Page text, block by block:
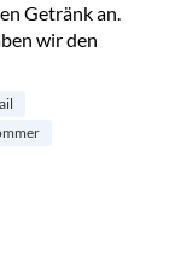
Getränk an.
wir den
Spritz mit